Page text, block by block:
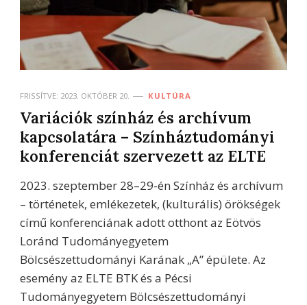
FRISSÍTVE: 2023. OKTÓBER 20. KULTÚRA
Variációk színház és archívum
kapcsolatára – Színháztudományi
konferenciát szervezett az ELTE
2023. szeptember 28–29-én Színház és archívum
– történetek, emlékezetek, (kulturális) örökségek
című konferenciának adott otthont az Eötvös
Loránd Tudományegyetem
Bölcsészettudományi Karának „A” épülete. Az
esemény az ELTE BTK és a Pécsi
Tudományegyetem Bölcsészettudományi